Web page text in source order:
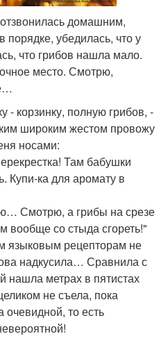
домашним,
убедилась, что у
что грибов нашла мало.
место. Смотрю,
- корзинку, полную грибов, -
широким жестом провожу
носами:
Там бабушки
Купи-ка для аромату в
Смотрю, а грибы на срезе
со стыда сгореть!"
языковым рецепторам не
надкусила… Сравнила с
нашла метрах в пятистах
не съела, пока
то есть